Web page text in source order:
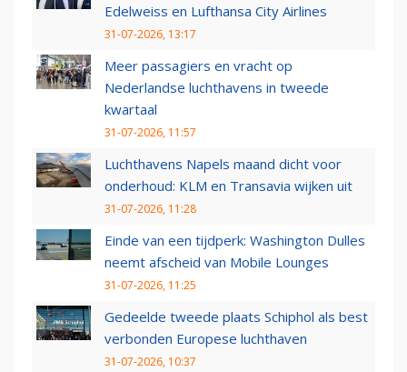
Edelweiss en Lufthansa City Airlines
31-07-2026, 13:17
Meer passagiers en vracht op
Nederlandse luchthavens in tweede
kwartaal
31-07-2026, 11:57
Luchthavens Napels maand dicht voor
onderhoud: KLM en Transavia wijken uit
31-07-2026, 11:28
Einde van een tijdperk: Washington Dulles
neemt afscheid van Mobile Lounges
31-07-2026, 11:25
Gedeelde tweede plaats Schiphol als best
verbonden Europese luchthaven
31-07-2026, 10:37